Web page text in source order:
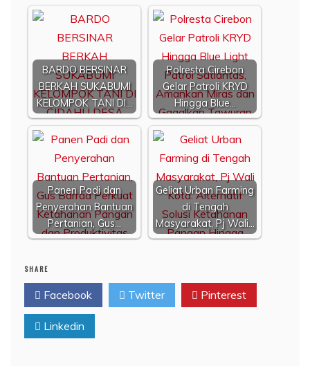
BARDO BERSINAR
BERKAH SUKABUMI
KELOMPOK TANI DI…
Polresta Cirebon
Gelar Patroli KRYD
Hingga Blue…
Panen Padi dan
Penyerahan Bantuan
Pertanian, Gus…
Geliat Urban Farming
di Tengah
Masyarakat, Pj Wali…
SHARE
Facebook Twitter Pinterest
Linkedin